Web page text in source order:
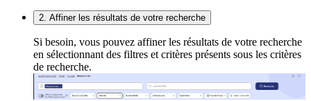
2. Affiner les résultats de votre recherche
Si besoin, vous pouvez affiner les résultats de votre recherche
en sélectionnant des filtres et critères présents sous les critères
de recherche.